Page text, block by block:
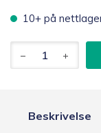
10+ på
Home
kjemikaliefri
ultralyd,
Beskrivelse